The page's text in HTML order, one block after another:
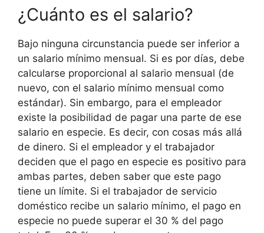
¿Cuánto es el salario?
Bajo ninguna circunstancia puede ser inferior a
un salario mínimo mensual. Si es por días, debe
calcularse proporcional al salario mensual (de
nuevo, con el salario mínimo mensual como
estándar). Sin embargo, para el empleador
existe la posibilidad de pagar una parte de ese
salario en especie. Es decir, con cosas más allá
de dinero. Si el empleador y el trabajador
deciden que el pago en especie es positivo para
ambas partes, deben saber que este pago
tiene un límite. Si el trabajador de servicio
doméstico recibe un salario mínimo, el pago en
especie no puede superar el 30 % del pago